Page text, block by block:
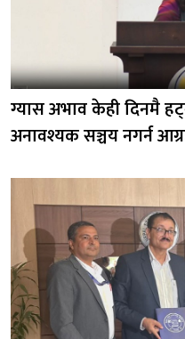
ग्यास अभाव केही दिनमै
अनावश्यक सञ्चय नगर्न